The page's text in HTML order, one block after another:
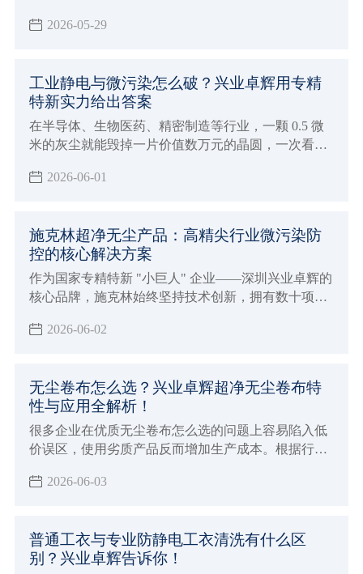
2026-05-29
工业静电与微污染怎么破？兴业卓辉用专精
特新实力给出答案
在半导体、生物医药、精密制造等行业，一颗 0.5 微
米的灰尘就能毁掉一片价值数万元的晶圆，一次看不
显示，每年因静电和微污染导致的全球制造业损失高
2026-06-01
施克林超净无尘产品：高精尖行业微污染防
控的核心解决方案
作为国家专精特新 "小巨人" 企业——深圳兴业卓辉的
核心品牌，施克林始终坚持技术创新，拥有数十项相
2026-06-02
无尘卷布怎么选？兴业卓辉超净无尘卷布特
性与应用全解析！
很多企业在优质无尘卷布怎么选的问题上容易陷入低
价误区，使用劣质产品反而增加生产成本。根据行业
机构的检验报告，确认离子含量是否符合行业标准，
2026-06-03
普通工衣与专业防静电工衣清洗有什么区
别？兴业卓辉告诉你！